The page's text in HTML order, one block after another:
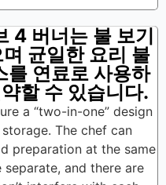
4 버너는 불 보기
균일한 요리 불
를 연료로 사용하
할 수 있습니다.
a “two-in-one” design
The chef can
preparation at the same
and there are